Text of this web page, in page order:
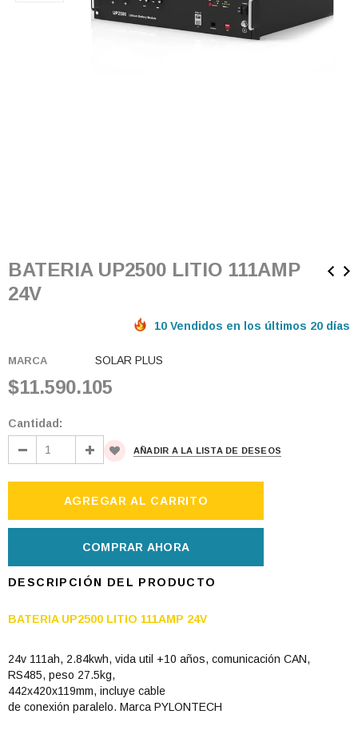
BATERIA UP2500 LITIO 111AMP
24V
10 Vendidos en los últimos 20 días
MARCA SOLAR PLUS
$11.590.105
Cantidad:
AÑADIR A LA LISTA DE DESEOS
COMPRAR AHORA
DESCRIPCIÓN DEL PRODUCTO
BATERIA UP2500 LITIO 111AMP 24V
24v 111ah, 2.84kwh, vida util +10 años, comunicación CAN,
RS485, peso 27.5kg,
442x420x119mm, incluye cable
de conexión paralelo. Marca PYLONTECH